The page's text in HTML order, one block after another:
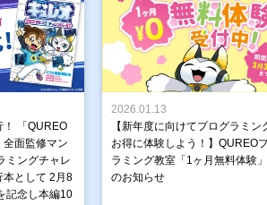
！ 「QUREO
面監修マン
ミングチャレ
本として 2月8
記念し本編10
2026.01.13
【新年度に向けてプログラミン
お得に体験しよう！】QUREO
ラミング教室「1ヶ月無料体験
のお知らせ